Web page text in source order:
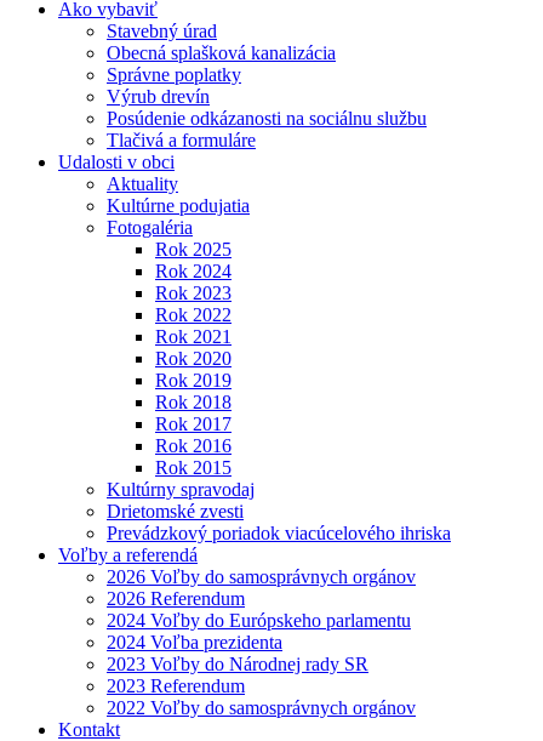
Ako vybaviť
Stavebný úrad
Obecná splašková kanalizácia
Správne poplatky
Výrub drevín
Posúdenie odkázanosti na sociálnu službu
Tlačivá a formuláre
Udalosti v obci
Aktuality
Kultúrne podujatia
Fotogaléria
Rok 2025
Rok 2024
Rok 2023
Rok 2022
Rok 2021
Rok 2020
Rok 2019
Rok 2018
Rok 2017
Rok 2016
Rok 2015
Kultúrny spravodaj
Drietomské zvesti
Prevádzkový poriadok viacúcelového ihriska
Voľby a referendá
2026 Voľby do samosprávnych orgánov
2026 Referendum
2024 Voľby do Európskeho parlamentu
2024 Voľba prezidenta
2023 Voľby do Národnej rady SR
2023 Referendum
2022 Voľby do samosprávnych orgánov
Kontakt